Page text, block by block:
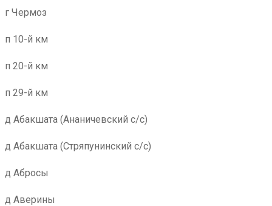
г Чермоз
п 10-й км
п 20-й км
п 29-й км
д Абакшата (Ананичевский с/с)
д Абакшата (Стряпунинский с/с)
д Абросы
д Аверины